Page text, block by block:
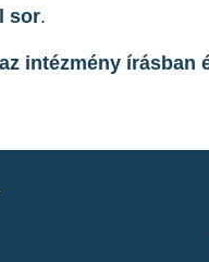
sor.
intézmény írásban